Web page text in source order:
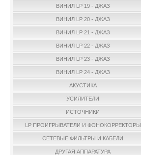
ВИНИЛ LP 19 - ДЖАЗ
ВИНИЛ LP 20 - ДЖАЗ
ВИНИЛ LP 21 - ДЖАЗ
ВИНИЛ LP 22 - ДЖАЗ
ВИНИЛ LP 23 - ДЖАЗ
ВИНИЛ LP 24 - ДЖАЗ
АКУСТИКА
УСИЛИТЕЛИ
ИСТОЧНИКИ
LP ПРОИГРЫВАТЕЛИ И ФОНОКОРРЕКТОРЫ
СЕТЕВЫЕ ФИЛЬТРЫ И КАБЕЛИ
ДРУГАЯ АППАРАТУРА